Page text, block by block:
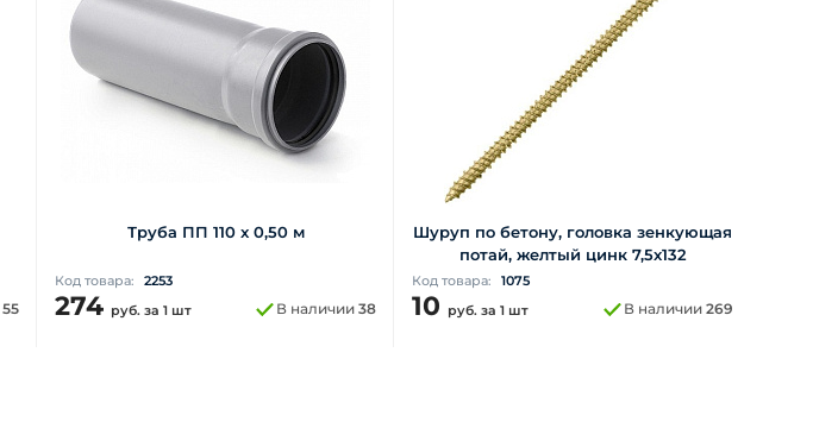
55
Труба ПП 110 x 0,50 м
Код товара: 2253
274 руб. за 1 шт В наличии 38
Шуруп по бетону, головка зенкующая
потай, желтый цинк 7,5х132
Код товара: 1075
10 руб. за 1 шт В наличии 269